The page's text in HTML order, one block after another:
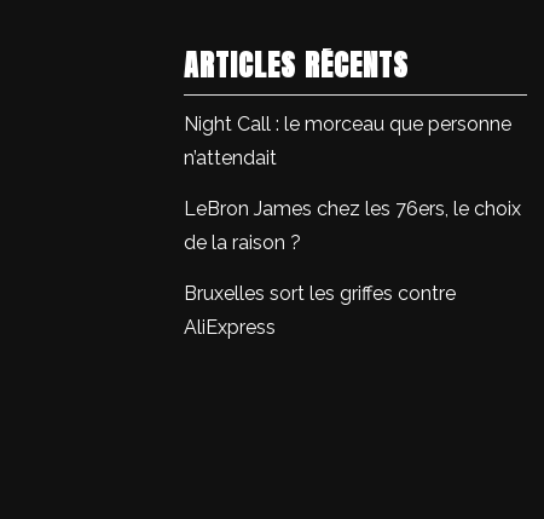
ARTICLES RÉCENTS
Night Call : le morceau que personne
n’attendait
LeBron James chez les 76ers, le choix
de la raison ?
Bruxelles sort les griffes contre
AliExpress